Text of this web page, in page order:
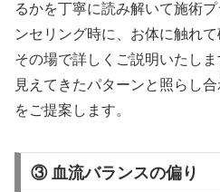
るかを丁寧に読み解いて施術
ンセリング時に、お体に触れ
その場で詳しくご説明いたし
見えてきたパターンと照らし
をご提案します。
③ 血流バランスの偏り